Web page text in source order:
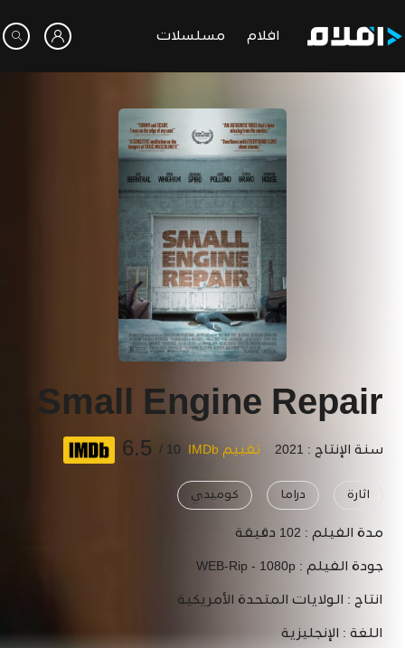
افلام مسلسلات
Small Engine Repair
سنة الإنتاج : 2021 تقييم IMDb 10 /
6.5
اثارة دراما كوميدي
مدة الفيلم : 102 دقيقة
جودة الفيلم : WEB-Rip - 1080p
انتاج : الولايات المتحدة الأمريكية
اللغة : الإنجليزية